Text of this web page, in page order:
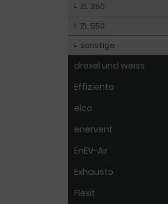
ZL 350
ZL 550
sonstige
drexel und weiss
Effiziento
elco
enervent
EnEV-Air
Exhausto
Flexit